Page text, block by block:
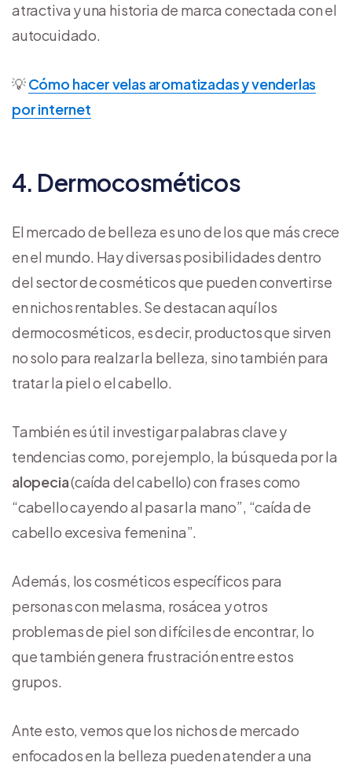
atractiva y una historia de marca conectada con el
autocuidado.
💡Cómo hacer velas aromatizadas y venderlas
por internet
4. Dermocosméticos
El mercado de belleza es uno de los que más crece
en el mundo. Hay diversas posibilidades dentro
del sector de cosméticos que pueden convertirse
en nichos rentables. Se destacan aquí los
dermocosméticos, es decir, productos que sirven
no solo para realzar la belleza, sino también para
tratar la piel o el cabello.
También es útil investigar palabras clave y
tendencias como, por ejemplo, la búsqueda por la
alopecia(caída del cabello) con frases como
“cabello cayendo al pasar la mano”, “caída de
cabello excesiva femenina”.
Además, los cosméticos específicos para
personas con melasma, rosácea y otros
problemas de piel son difíciles de encontrar, lo
que también genera frustración entre estos
grupos.
Ante esto, vemos que los nichos de mercado
enfocados en la belleza pueden atender a una